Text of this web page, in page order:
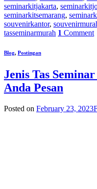
seminarkitjakarta,
seminarkitsemarang,
souvenirkantor,
tasseminarmurah 1 Comment
Blog, Postingan
Jenis Tas
Anda Pesan
Posted on February 23, 2023